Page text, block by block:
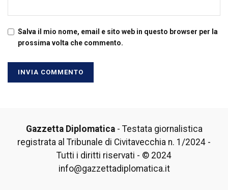
Salva il mio nome, email e sito web in questo browser per la
prossima volta che commento.
Gazzetta Diplomatica- Testata giornalistica
registrata al Tribunale di Civitavecchia n. 1/2024 -
Tutti i diritti riservati - © 2024
info@gazzettadiplomatica.it